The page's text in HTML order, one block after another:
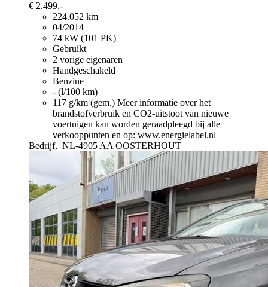
€ 2.499,-
224.052 km
04/2014
74 kW (101 PK)
Gebruikt
2 vorige eigenaren
Handgeschakeld
Benzine
- (l/100 km)
117 g/km (gem.) Meer informatie over het
brandstofverbruik en CO2-uitstoot van nieuwe
voertuigen kan worden geraadpleegd bij alle
verkooppunten en op: www.energielabel.nl
Bedrijf, NL-4905 AA OOSTERHOUT